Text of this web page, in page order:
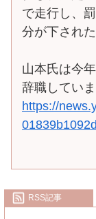
で走行し、
分が下され
山本氏は今
辞職していま
https://
RSS記事